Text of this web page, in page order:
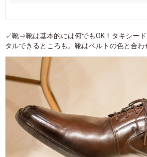
✓靴⇒靴は基本的には何でもOK！タキシー
タルできるところも。靴はベルトの色と合